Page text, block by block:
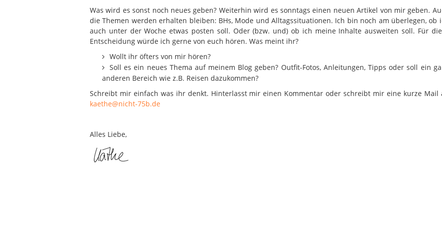
Was wird es sonst noch neues geben? Weiterhin wird es sonntags einen neuen Artikel von mir geben.
die Themen werden erhalten bleiben: BHs, Mode und Alltagssituationen. Ich bin noch am überlegen, ob
auch unter der Woche etwas posten soll. Oder (bzw. und) ob ich meine Inhalte ausweiten soll. Für
Entscheidung würde ich gerne von euch hören. Was meint ihr?
Wollt ihr öfters von mir hören?
Soll es ein neues Thema auf meinem Blog geben? Outfit-Fotos, Anleitungen, Tipps oder soll ein
anderen Bereich wie z.B. Reisen dazukommen?
Schreibt mir einfach was ihr denkt. Hinterlasst mir einen Kommentar oder schreibt mir eine kurze Mail
kaethe@nicht-75b.de
Alles Liebe,